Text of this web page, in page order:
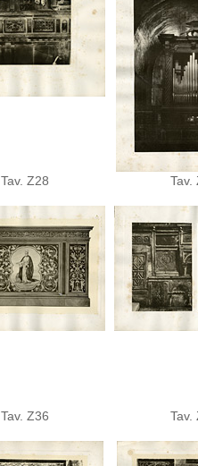
Tav. Z28 Tav.
Tav. Z36 Tav.